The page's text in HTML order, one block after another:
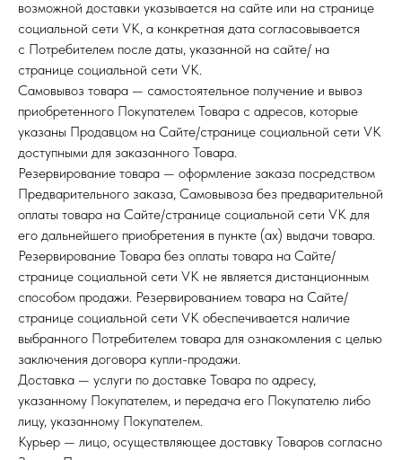
возможной доставки указывается на сайте или на странице
социальной сети VK, а конкретная дата согласовывается
с Потребителем после даты, указанной на сайте/ на
странице социальной сети VK.
Самовывоз товара — самостоятельное получение и вывоз
приобретенного Покупателем Товара с адресов, которые
указаны Продавцом на Сайте/странице социальной сети VK
доступными для заказанного Товара.
Резервирование товара — оформление заказа посредством
Предварительного заказа, Самовывоза без предварительной
оплаты товара на Сайте/странице социальной сети VK для
его дальнейшего приобретения в пункте (ах) выдачи товара.
Резервирование Товара без оплаты товара на Сайте/
странице социальной сети VK не является дистанционным
способом продажи. Резервированием товара на Сайте/
странице социальной сети VK обеспечивается наличие
выбранного Потребителем товара для ознакомления с целью
заключения договора купли-продажи.
Доставка — услуги по доставке Товара по адресу,
указанному Покупателем, и передача его Покупателю либо
лицу, указанному Покупателем.
Курьер — лицо, осуществляющее доставку Товаров согласно